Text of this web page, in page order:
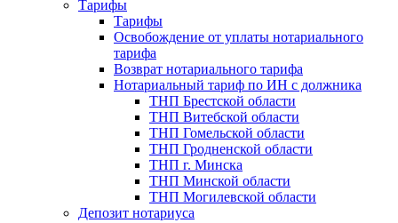
Тарифы
Тарифы
Освобождение от уплаты нотариального
тарифа
Возврат нотариального тарифа
Нотариальный тариф по ИН с должника
ТНП Брестской области
ТНП Витебской области
ТНП Гомельской области
ТНП Гродненской области
ТНП г. Минска
ТНП Минской области
ТНП Могилевской области
Депозит нотариуса